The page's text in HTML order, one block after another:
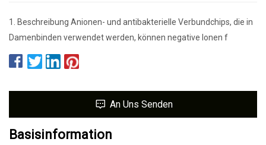
1. Beschreibung Anionen- und antibakterielle Verbundchips, die in
Damenbinden verwendet werden, können negative Ionen f
An Uns Senden
Basisinformation